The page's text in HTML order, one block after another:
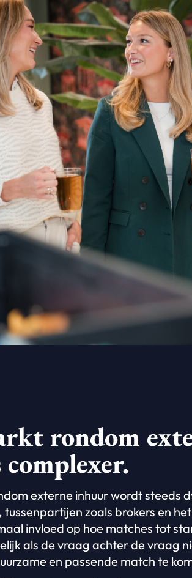
rondom
complexer.
externe inhuur wordt steeds
zoals brokers en
invloed op hoe matches tot
als de vraag achter de vraag
en passende match te